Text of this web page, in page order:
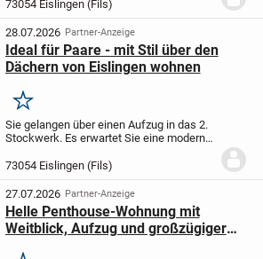
großzügigen knapp 113 m² Wohnfläche in
einem gepflegten Mehrfamilienhaus mit
insgesamt neun...
73054 Eislingen (Fils)
28.07.2026 Partner-Anzeige
Ideal für Paare - mit Stil über den
Dächern von Eislingen wohnen
Merken
Sie gelangen über einen Aufzug in das 2.
Stockwerk. Es erwartet Sie eine moderne,
durchgehend gefliest ist. Die Holzoptik
verleiht ihr ein wohnliches Ambiente....
73054 Eislingen (Fils)
27.07.2026 Partner-Anzeige
Helle Penthouse-Wohnung mit
Weitblick, Aufzug und großzügiger